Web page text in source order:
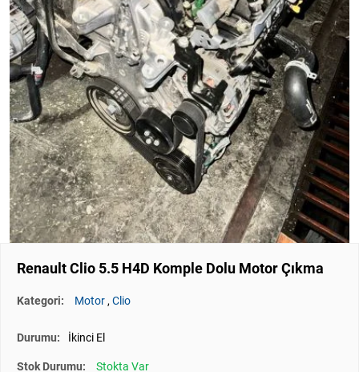
Renault Clio 5.5 H4D Komple Dolu Motor Çıkma
Kategori: Motor,Clio
Durumu: İkinci El
Stok Durumu: Stokta Var